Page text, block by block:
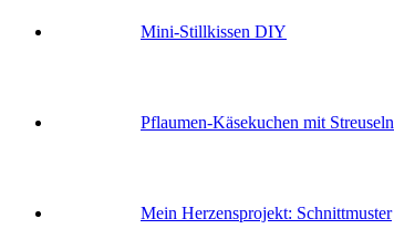
Mini-Stillkissen DIY
Pflaumen-Käsekuchen mit Streuseln
Mein Herzensprojekt: Schnittmuster